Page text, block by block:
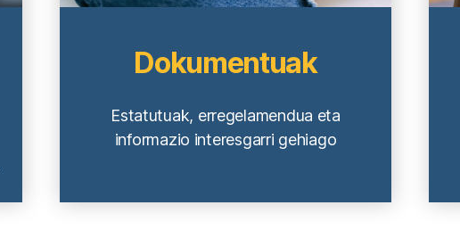
Dokumentuak
Estatutuak, erregelamendua eta
informazio interesgarri gehiago